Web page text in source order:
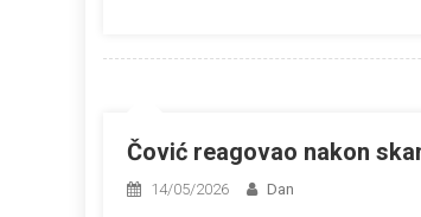
Čović reagovao nakon
14/05/2026 Dan